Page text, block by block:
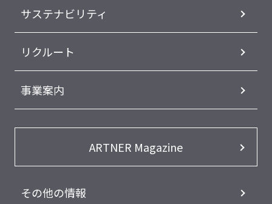
サステナビリティ
リクルート
事業案内
ARTNER Magazine
その他の情報